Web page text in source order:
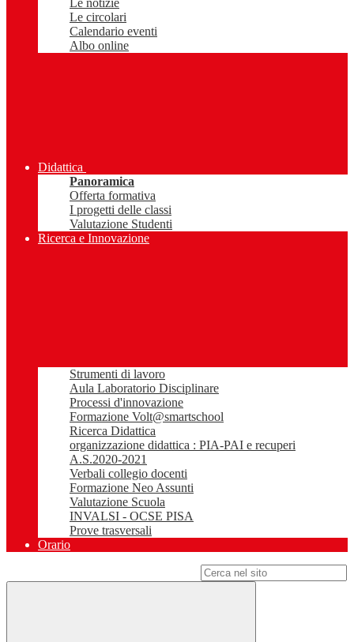
Le notizie
Le circolari
Calendario eventi
Albo online
Didattica
Panoramica
Offerta formativa
I progetti delle classi
Valutazione Studenti
Ricerca e Innovazione
Strumenti di lavoro
Aula Laboratorio Disciplinare
Processi d'innovazione
Formazione Volt@smartschool
Ricerca Didattica
organizzazione didattica : PIA-PAI e recuperi
A.S.2020-2021
Verbali collegio docenti
Formazione Neo Assunti
Valutazione Scuola
INVALSI - OCSE PISA
Prove trasversali
Orario